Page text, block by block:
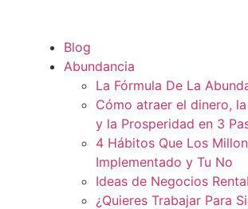
Blog
Abundancia
La Fórmula De La
Cómo atraer el dinero,
y la Prosperidad en 3
4 Hábitos Que Los
Implementado y Tu No
Ideas de Negocios
¿Quieres Trabajar Para